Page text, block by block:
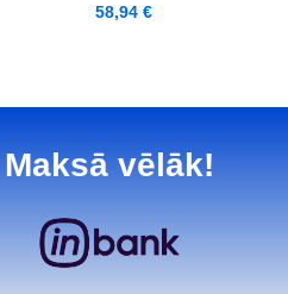
58,94 €
Maksā vēlāk!